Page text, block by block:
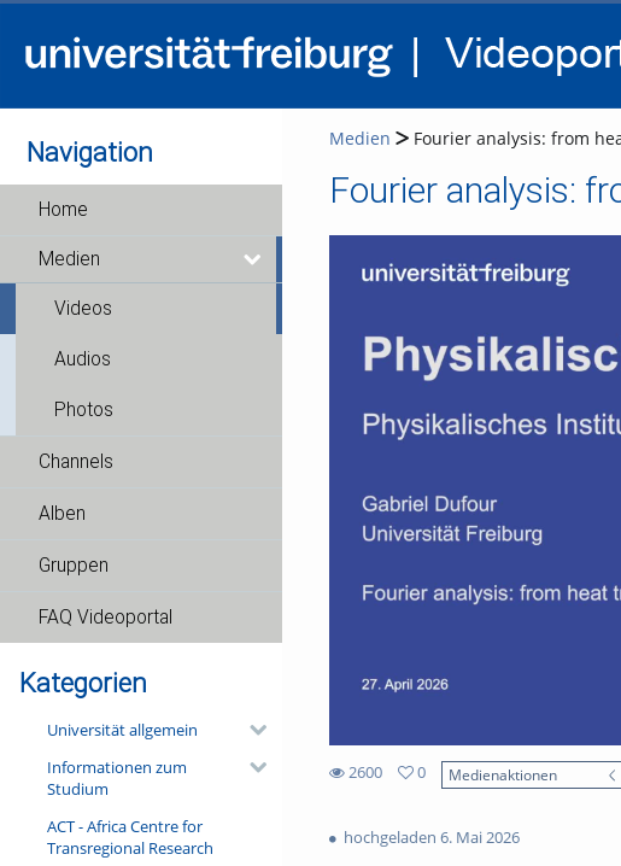
Navigation
Home
Medien
Videos
Audios
Photos
Channels
Alben
Gruppen
FAQ Videoportal
Kategorien
Universität allgemein
Informationen zum
Studium
ACT - Africa Centre for
Transregional Research
Medien Fourier analysis: from
Fourier analysis:
2600
views
0
Medienaktionen
hochgeladen 6. Mai 2026